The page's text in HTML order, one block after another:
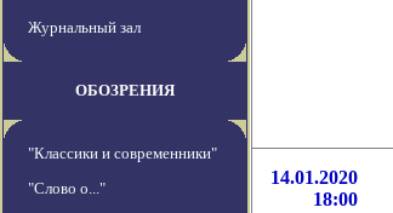
Журнальный зал
ОБОЗРЕНИЯ
"Классики и современники"
"Слово о..."
14.01.2020
18:00